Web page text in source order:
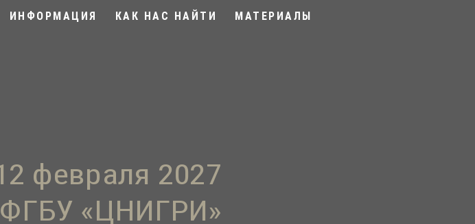
ИНФОРМАЦИЯ КАК НАС НАЙТИ МАТЕРИАЛЫ